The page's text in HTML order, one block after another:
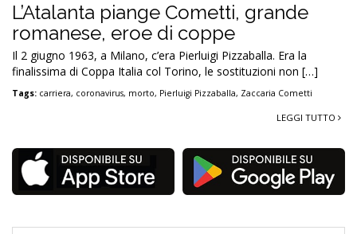
L’Atalanta piange Cometti, grande
romanese, eroe di coppe
Il 2 giugno 1963, a Milano, c’era Pierluigi Pizzaballa. Era la
finalissima di Coppa Italia col Torino, le sostituzioni non […]
Tags: carriera, coronavirus, morto, Pierluigi Pizzaballa, Zaccaria Cometti
LEGGI TUTTO